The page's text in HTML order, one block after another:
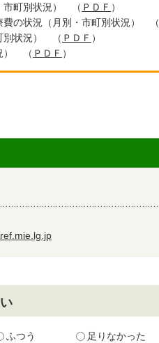
町別状況） （ ＰＤＦ ）
状況（月別・市町別状況） （
状況） （ ＰＤＦ ）
） （ ＰＤＦ ）
ふつう 足りなかった